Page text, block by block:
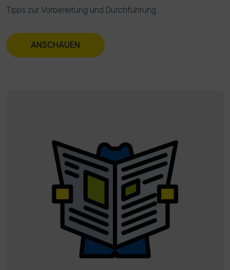
Tipps zur Vorbereitung und Durchführung.
ANSCHAUEN